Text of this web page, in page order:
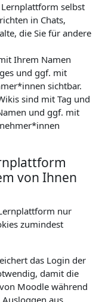
selbst
in Chats,
die Sie für andere
Ihrem Namen
und ggf. mit
sichtbar.
sind mit Tag und
und ggf. mit
von Ihnen
nur
zumindest
das Login der
damit die
Moodle während
aus